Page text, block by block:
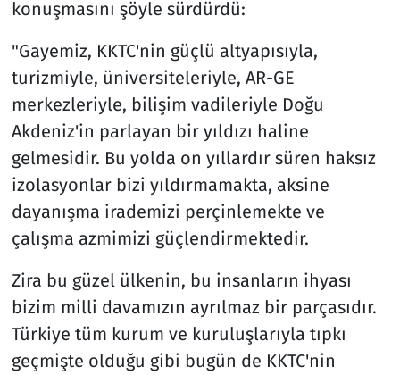
konuşmasını şöyle sürdürdü:
"Gayemiz, KKTC'nin güçlü altyapısıyla,
turizmiyle, üniversiteleriyle, AR-GE
merkezleriyle, bilişim vadileriyle Doğu
Akdeniz'in parlayan bir yıldızı haline
gelmesidir. Bu yolda on yıllardır süren haksız
izolasyonlar bizi yıldırmamakta, aksine
dayanışma irademizi perçinlemekte ve
çalışma azmimizi güçlendirmektedir.
Zira bu güzel ülkenin, bu insanların ihyası
bizim milli davamızın ayrılmaz bir parçasıdır.
Türkiye tüm kurum ve kuruluşlarıyla tıpkı
geçmişte olduğu gibi bugün de KKTC'nin